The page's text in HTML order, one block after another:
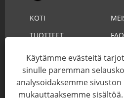
KOTI
TUOTTEET
FAQ
OTA YHTEYTTÄ
Käytämme evästeitä
sinulle paremman
analysoidaksemme
mukauttaaksemme